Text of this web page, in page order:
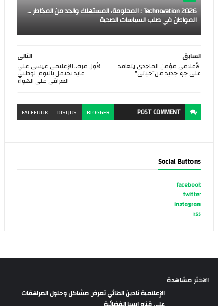
Technovation 2026 : المعلومة، المستهلك والحد من المخاطر ...
المواطن في صلب السياسات الصحية
التالى
لأول مرة.. الإعلامي عيسى علي
عايد يحتفل باليوم الوطني
العراقي على الهواء
السابق
الأعلامى مؤمن الماجدى يتعاقد
على جزء جديد من"حياتى"
POSTCOMMENT
BLOGGER
DISQUS
FACEBOOK
Social Buttons
facebook
twitter
instagram
rss
الاكثر مشاهدة
الإعلامية نادين الطائي تعرض مشاكل وحلول المراهقات